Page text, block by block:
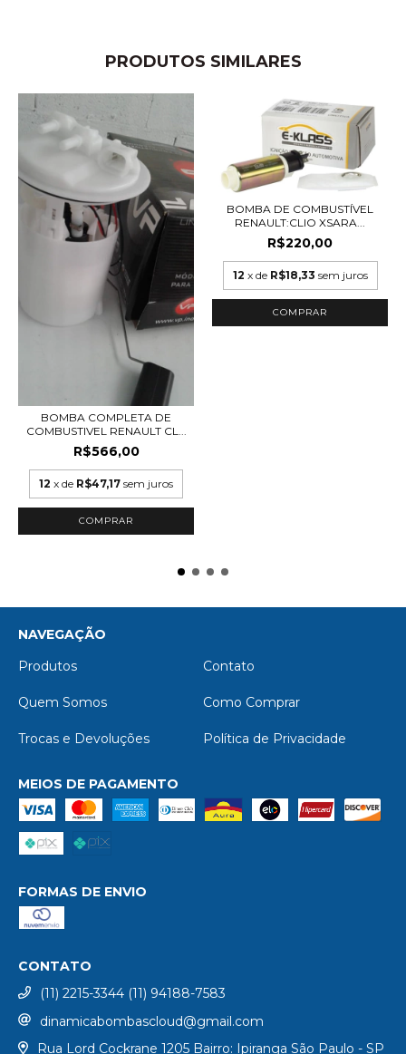
PRODUTOS SIMILARES
BOMBA COMPLETA DE
COMBUSTIVEL RENAULT CL...
R$566,00
12 x de R$47,17 sem juros
BOMBA DE COMBUSTÍVEL
RENAULT:CLIO XSARA...
R$220,00
12 x de R$18,33 sem juros
NAVEGAÇÃO
Produtos
Contato
Quem Somos Como Comprar
Trocas e Devoluções Política de Privacidade
MEIOS DE PAGAMENTO
FORMAS DE ENVIO
CONTATO
(11) 2215-3344 (11) 94188-7583
dinamicabombascloud@gmail.com
Rua Lord Cockrane 1205 Bairro: Ipiranga São Paulo - SP